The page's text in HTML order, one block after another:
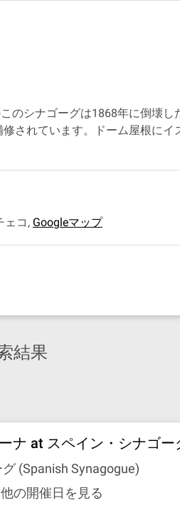
のシナゴーグは1868年に倒壊
されています。ドーム屋根に
ェコ , Googleマップ
結果
ナ at スペイン・シナゴー
(Spanish Synagogue)
の開催日を見る